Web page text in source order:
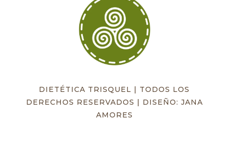
DIETÉTICA TRISQUEL | TODOS LOS
DERECHOS RESERVADOS | DISEÑO: JANA
AMORES